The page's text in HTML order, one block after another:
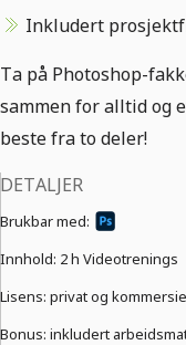
Inkludert
Ta på Photoshop-
sammen for alltid og
beste fra to deler!
DETALJER
Brukbar med:
Innhold: 2 h Videotrenings
Lisens: privat og
Bonus: inkludert